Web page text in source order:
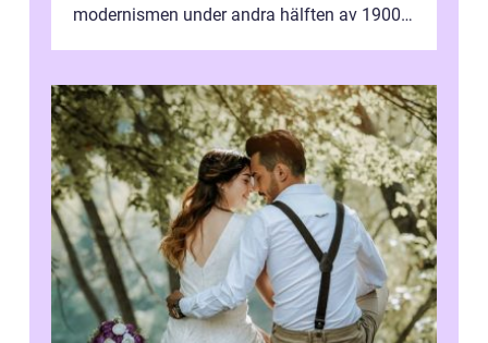
modernismen under andra hälften av 1900-